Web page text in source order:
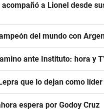
a Lionel desde
del mundo con
ante Instituto: hora y
que lo dejan como
espera por Godoy Cruz